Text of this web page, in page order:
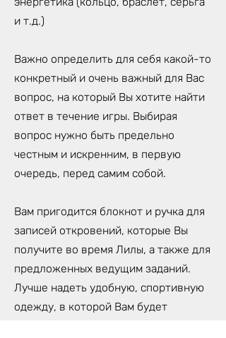
и т.д.)
Важно определить для себя какой-то
конкретный и очень важный для Вас
вопрос, на который Вы хотите найти
ответ в течение игры. Выбирая
вопрос нужно быть предельно
честным и искренним, в первую
очередь, перед самим собой.
Вам пригодится блокнот и ручка для
записей откровений, которые Вы
получите во время Лилы, а также для
предложенных ведущим заданий.
Лучше надеть удобную, спортивную
одежду, в которой Вам будет